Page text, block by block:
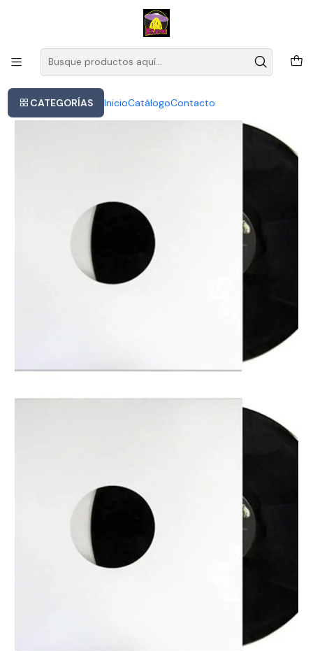
CATEGORÍAS InicioCatálogoContacto
Este es el texto del slide
Vinilo Sound City: Real To Reel Varios Artistas Rock 2013
Internacional